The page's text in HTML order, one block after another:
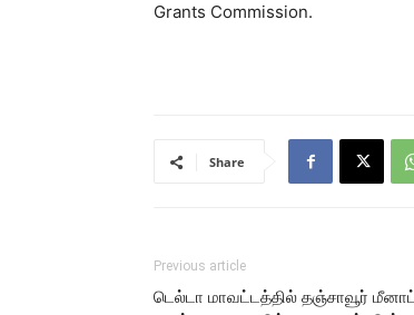
Grants Commission.
Share
Previous article
டெல்டா மாவட்டத்தில் தஞ்சாவூர்